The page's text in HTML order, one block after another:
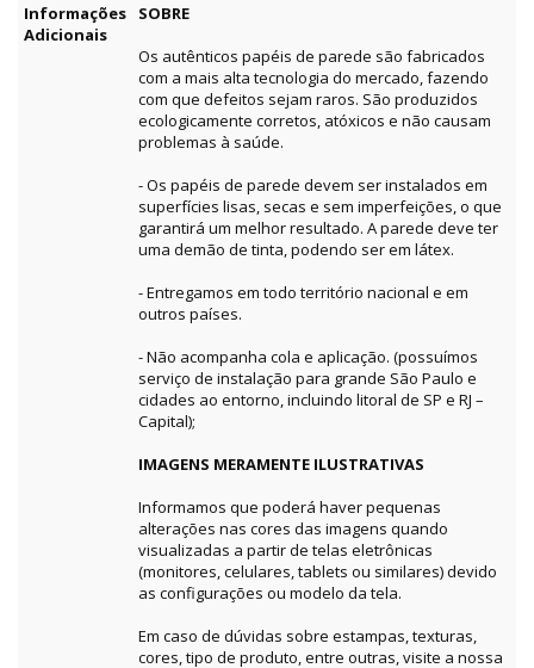
Informações
Adicionais
SOBRE
Os autênticos papéis de parede são fabricados
com a mais alta tecnologia do mercado, fazendo
com que defeitos sejam raros. São produzidos
ecologicamente corretos, atóxicos e não causam
problemas à saúde.
- Os papéis de parede devem ser instalados em
superfícies lisas, secas e sem imperfeições, o que
garantirá um melhor resultado. A parede deve ter
uma demão de tinta, podendo ser em látex.
- Entregamos em todo território nacional e em
outros países.
- Não acompanha cola e aplicação. (possuímos
serviço de instalação para grande São Paulo e
cidades ao entorno, incluindo litoral de SP e RJ –
Capital);
IMAGENS MERAMENTE ILUSTRATIVAS
Informamos que poderá haver pequenas
alterações nas cores das imagens quando
visualizadas a partir de telas eletrônicas
(monitores, celulares, tablets ou similares) devido
as configurações ou modelo da tela.
Em caso de dúvidas sobre estampas, texturas,
cores, tipo de produto, entre outras, visite a nossa